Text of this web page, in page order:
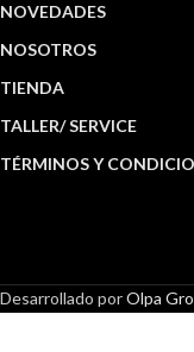
NOVEDADES
NOSOTROS
TIENDA
TALLER/ SERVICE
TÉRMINOS Y
Desarrollado porOlpa